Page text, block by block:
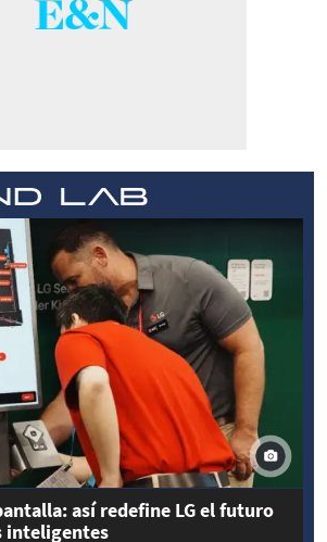
así redefine LG el futuro
inteligentes